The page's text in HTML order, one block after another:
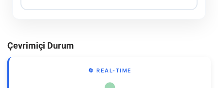
Çevrimiçi Durum
🔄 REAL-TIME